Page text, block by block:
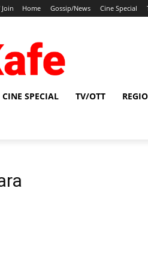
Home Gossip/News Cine Special
CINE SPECIAL TV/OTT